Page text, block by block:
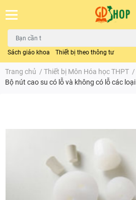
Sách giáo khoa Thiết bị theo thông tư
Trang chủ / Thiết bị Môn Hóa học THPT /
Bộ nút cao su có lỗ và không có lỗ các loại